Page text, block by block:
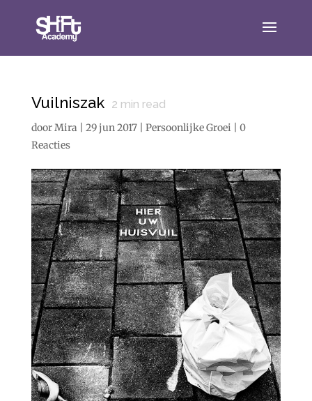
Vuilniszak 2 min read
doorMira 29 jun 2017| Persoonlijke Groei
0
Reacties